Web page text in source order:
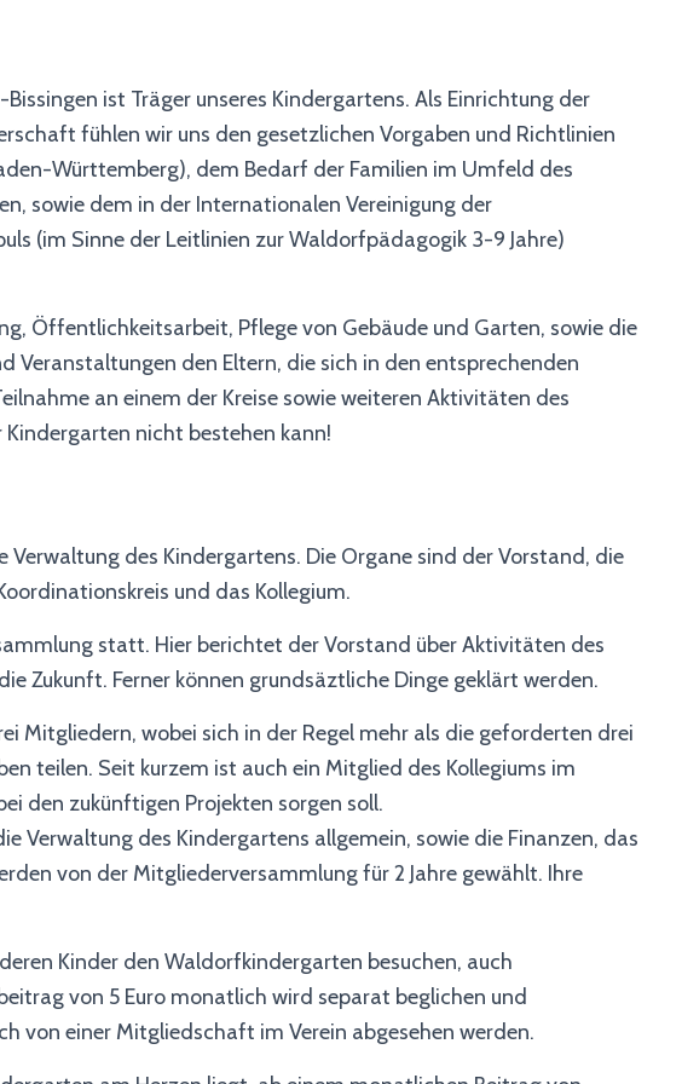
ist Träger unseres Kindergartens. Als Einrichtung der
fühlen wir uns den gesetzlichen Vorgaben und Richtlinien
Württemberg), dem Bedarf der Familien im Umfeld des
sowie dem in der Internationalen Vereinigung der
(im Sinne der Leitlinien zur Waldorfpädagogik 3-9 Jahre)
Öffentlichkeitsarbeit, Pflege von Gebäude und Garten, sowie die
Veranstaltungen den Eltern, die sich in den entsprechenden
an einem der Kreise sowie weiteren Aktivitäten des
nicht bestehen kann!
Verwaltung des Kindergartens. Die Organe sind der Vorstand, die
und das Kollegium.
statt. Hier berichtet der Vorstand über Aktivitäten des
Zukunft. Ferner können grundsäztliche Dinge geklärt werden.
Mitgliedern, wobei sich in der Regel mehr als die geforderten drei
teilen. Seit kurzem ist auch ein Mitglied des Kollegiums im
den zukünftigen Projekten sorgen soll.
Verwaltung des Kindergartens allgemein, sowie die Finanzen, das
von der Mitgliederversammlung für 2 Jahre gewählt. Ihre
Kinder den Waldorfkindergarten besuchen, auch
von 5 Euro monatlich wird separat beglichen und
von einer Mitgliedschaft im Verein abgesehen werden.